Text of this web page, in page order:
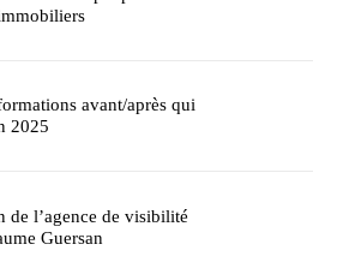
avant/après qui
2025
de l’agence de visibilité
Guersan